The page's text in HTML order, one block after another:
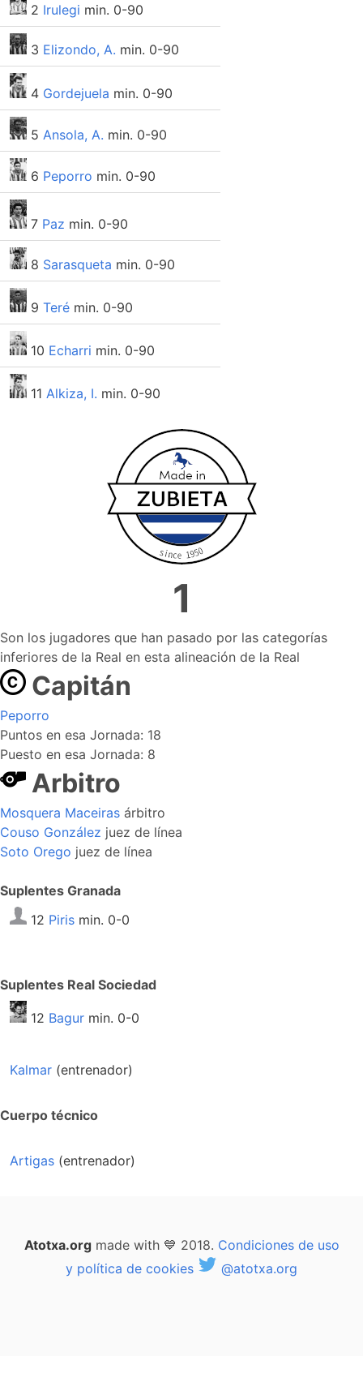
2 Irulegi min. 0-90
3 Elizondo, A. min. 0-90
4 Gordejuela min. 0-90
5 Ansola, A. min. 0-90
6 Peporro min. 0-90
7 Paz min. 0-90
8 Sarasqueta min. 0-90
9 Teré min. 0-90
10 Echarri min. 0-90
11 Alkiza, I. min. 0-90
1
Son los jugadores que han pasado por las categorías
inferiores de la Real en esta alineación de la Real
Capitán
Peporro
Puntos en esa Jornada: 18
Puesto en esa Jornada: 8
Arbitro
Mosquera Maceiras árbitro
Couso González juez de línea
Soto Orego juez de línea
Suplentes Granada
12 Piris min. 0-0
Suplentes Real Sociedad
12 Bagur min. 0-0
Kalmar (entrenador)
Cuerpo técnico
Artigas (entrenador)
Atotxa.orgmade with 💙 2018. Condiciones de uso
y política de cookies
@atotxa.org